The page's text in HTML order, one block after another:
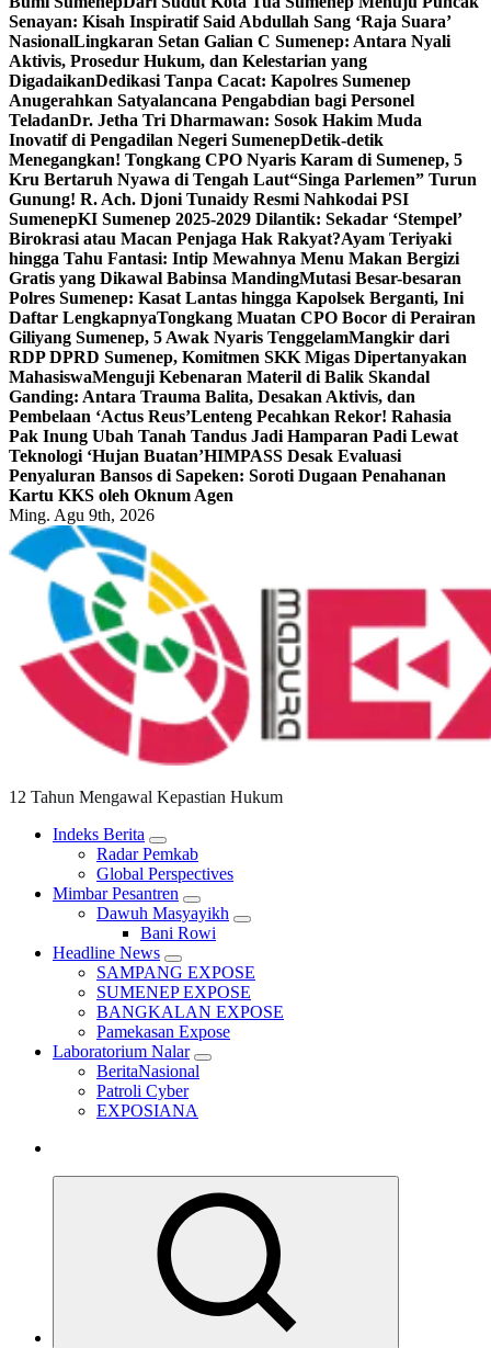
Senayan: Kisah Inspiratif Said Abdullah Sang ‘Raja Suara’
NasionalLingkaran Setan Galian C Sumenep: Antara Nyali
Aktivis, Prosedur Hukum, dan Kelestarian yang
DigadaikanDedikasi Tanpa Cacat: Kapolres Sumenep
Anugerahkan Satyalancana Pengabdian bagi Personel
TeladanDr. Jetha Tri Dharmawan: Sosok Hakim Muda
Inovatif di Pengadilan Negeri SumenepDetik-detik
Menegangkan! Tongkang CPO Nyaris Karam di Sumenep, 5
Kru Bertaruh Nyawa di Tengah Laut“Singa Parlemen” Turun
Gunung! R. Ach. Djoni Tunaidy Resmi Nahkodai PSI
SumenepKI Sumenep 2025-2029 Dilantik: Sekadar ‘Stempel’
Birokrasi atau Macan Penjaga Hak Rakyat?Ayam Teriyaki
hingga Tahu Fantasi: Intip Mewahnya Menu Makan Bergizi
Gratis yang Dikawal Babinsa MandingMutasi Besar-besaran
Polres Sumenep: Kasat Lantas hingga Kapolsek Berganti, Ini
Daftar LengkapnyaTongkang Muatan CPO Bocor di Perairan
Giliyang Sumenep, 5 Awak Nyaris TenggelamMangkir dari
RDP DPRD Sumenep, Komitmen SKK Migas Dipertanyakan
MahasiswaMenguji Kebenaran Materil di Balik Skandal
Ganding: Antara Trauma Balita, Desakan Aktivis, dan
Pembelaan ‘Actus Reus’Lenteng Pecahkan Rekor! Rahasia
Pak Inung Ubah Tanah Tandus Jadi Hamparan Padi Lewat
Teknologi ‘Hujan Buatan’HIMPASS Desak Evaluasi
Penyaluran Bansos di Sapeken: Soroti Dugaan Penahanan
Kartu KKS oleh Oknum Agen
Ming. Agu 9th, 2026
12 Tahun Mengawal Kepastian Hukum
Indeks Berita
Radar Pemkab
Global Perspectives
Mimbar Pesantren
Dawuh Masyayikh
Bani Rowi
Headline News
SAMPANG EXPOSE
SUMENEP EXPOSE
BANGKALAN EXPOSE
Pamekasan Expose
Laboratorium Nalar
BeritaNasional
Patroli Cyber
EXPOSIANA